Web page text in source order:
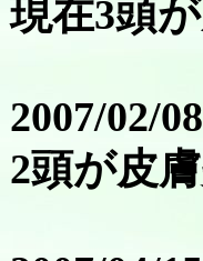
現在3頭
2007/02/08
2頭が皮